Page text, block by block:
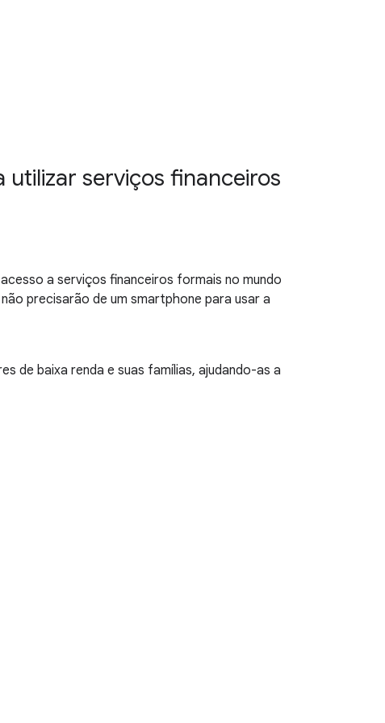
serviços financeiros
a serviços financeiros formais no mundo
precisarão de um smartphone para usar a
de baixa renda e suas famílias, ajudando-as a